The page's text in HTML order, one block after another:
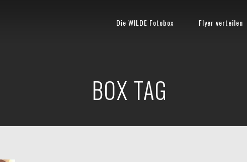
Die WILDE Fotobox Flyer verteilen
BOX TAG